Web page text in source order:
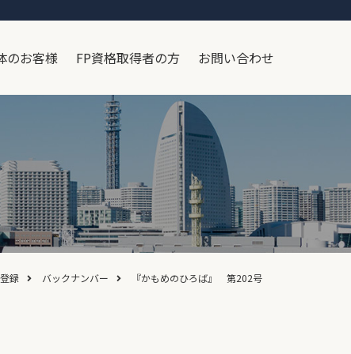
のお客様 FP資格取得者の方 お問い合わせ
録 バックナンバー 『かもめのひろば』 第202号